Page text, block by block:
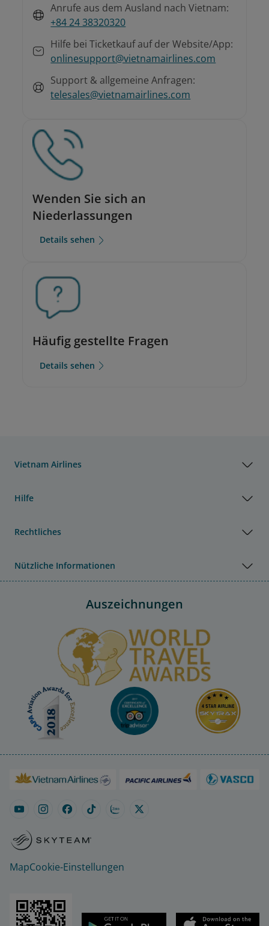
Anrufe aus dem Ausland nach Vietnam:
+84 24 38320320
Hilfe bei Ticketkauf auf der Website/App:
onlinesupport@vietnamairlines.com
Support & allgemeine Anfragen:
telesales@vietnamairlines.com
Wenden Sie sich an
Niederlassungen
Details sehen
Häufig gestellte Fragen
Details sehen
Vietnam Airlines
Hilfe
Rechtliches
Nützliche Informationen
Auszeichnungen
MapCookie-Einstellungen